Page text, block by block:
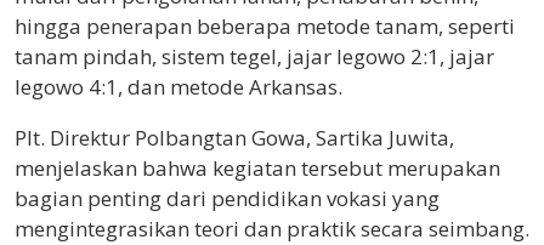
hingga penerapan beberapa metode tanam, seperti
tanam pindah, sistem tegel, jajar legowo 2:1, jajar
legowo 4:1, dan metode Arkansas.
Plt. Direktur Polbangtan Gowa, Sartika Juwita,
menjelaskan bahwa kegiatan tersebut merupakan
bagian penting dari pendidikan vokasi yang
mengintegrasikan teori dan praktik secara seimbang.